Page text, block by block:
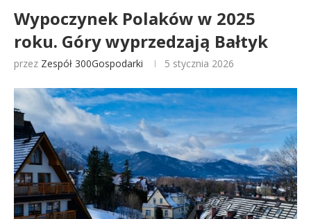
Wypoczynek Polaków w 2025
roku. Góry wyprzedzają Bałtyk
przez Zespół 300Gospodarki 5 stycznia 2026